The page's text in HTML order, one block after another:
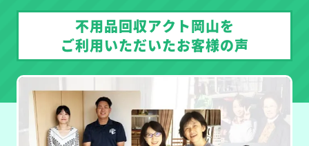
不用品回収アクト岡山を
ご利用いただいたお客様の声